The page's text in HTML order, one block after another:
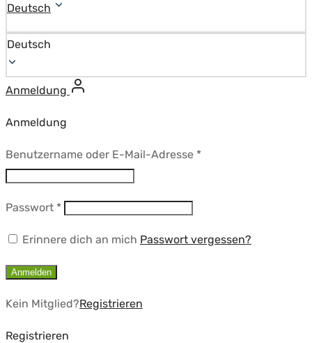
Deutsch
Deutsch
Anmeldung
Anmeldung
Benutzername oder E-Mail-Adresse *Erforderlich
Passwort *Erforderlich
Erinnere dich an mich Passwort vergessen?
Anmelden
Kein Mitglied?Registrieren
Registrieren